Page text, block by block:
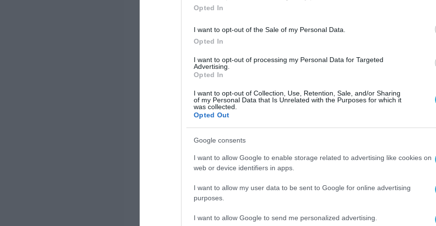
Opted In
I want to opt-out of the Sale of my Personal Data.
Opted In
I want to opt-out of processing my Personal Data for Targeted
Advertising.
Opted In
I want to opt-out of Collection, Use, Retention, Sale, and/or Sharing
of my Personal Data that Is Unrelated with the Purposes for which it
was collected.
Opted Out
Google consents
I want to allow Google to enable storage related to advertising like cookies on
web or device identifiers in apps.
I want to allow my user data to be sent to Google for online advertising
purposes.
I want to allow Google to send me personalized advertising.